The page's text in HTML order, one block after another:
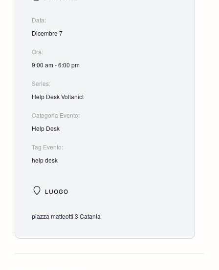
Data:
Dicembre 7
Ora:
9:00 am - 6:00 pm
Series:
Help Desk Voltanict
Categoria Evento:
Help Desk
Tag Evento:
help desk
LUOGO
piazza matteotti 3 Catania